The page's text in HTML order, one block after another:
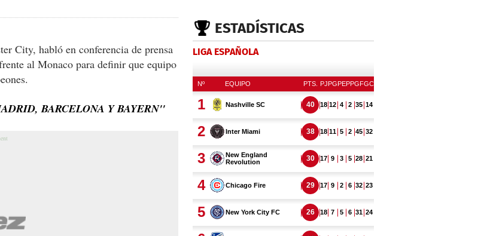
City, habló en conferencia de prensa
al Monaco para definir que equipo
BARCELONA Y BAYERN''
ESTADÍSTICAS
LIGA ESPAÑOLA